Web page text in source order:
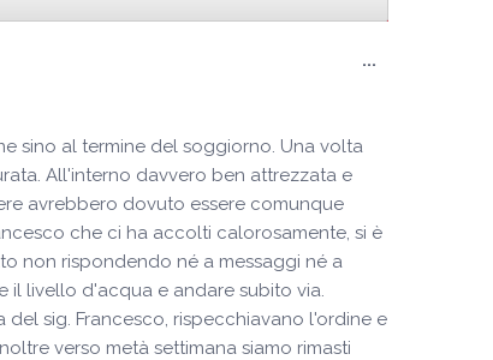
sino al termine del soggiorno. Una volta
All'interno davvero ben attrezzata e
avrebbero dovuto essere comunque
che ci ha accolti calorosamente, si è
non rispondendo né a messaggi né a
il livello d'acqua e andare subito via.
sig. Francesco, rispecchiavano l'ordine e
verso metà settimana siamo rimasti
...